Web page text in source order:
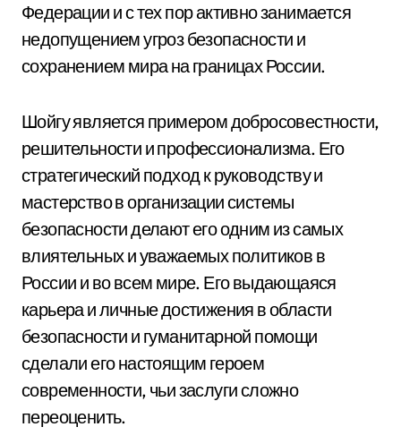
Федерации и с тех пор активно занимается
недопущением угроз безопасности и
сохранением мира на границах России.
Шойгу является примером добросовестности,
решительности и профессионализма. Его
стратегический подход к руководству и
мастерство в организации системы
безопасности делают его одним из самых
влиятельных и уважаемых политиков в
России и во всем мире. Его выдающаяся
карьера и личные достижения в области
безопасности и гуманитарной помощи
сделали его настоящим героем
современности, чьи заслуги сложно
переоценить.